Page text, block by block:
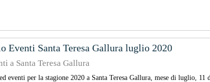
Eventi Santa Teresa Gallura luglio 2020
a Santa Teresa Gallura
eventi per la stagione 2020 a Santa Teresa Gallura, mese di luglio, 11